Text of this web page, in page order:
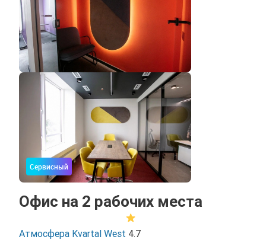
Сервисный
Офис на 2 рабочих места
Атмосфера Kvartal West 4.7